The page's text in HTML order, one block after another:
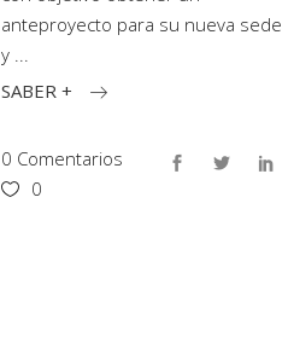
anteproyecto para su nueva sede
y
SABER +
0 Comentarios
0